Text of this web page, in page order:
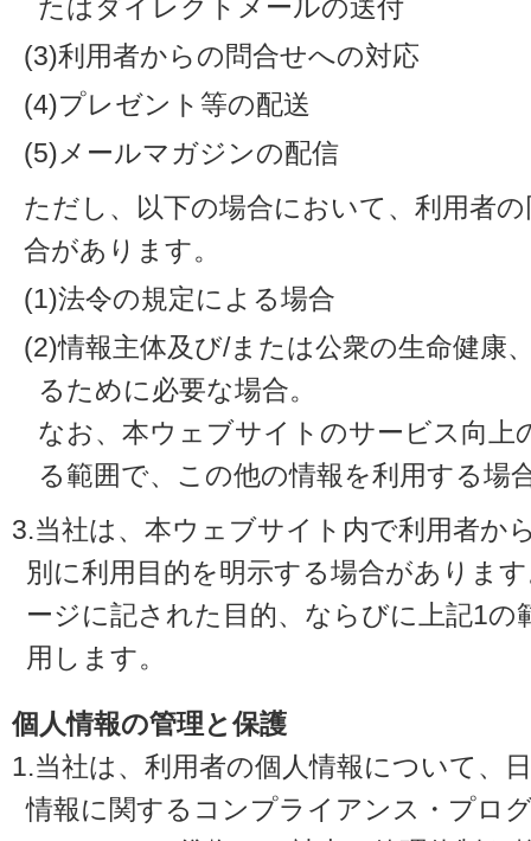
たはダイレクトメールの送付
(3)利用者からの問合せへの対応
(4)プレゼント等の配送
(5)メールマガジンの配信
ただし、以下の場合において、利用者
合があります。
(1)法令の規定による場合
(2)情報主体及び/または公衆の生命健康
るために必要な場合。
なお、本ウェブサイトのサービス向上
る範囲で、この他の情報を利用する場
3.当社は、本ウェブサイト内で利用者か
別に利用目的を明示する場合がありま
ージに記された目的、ならびに上記1の
用します。
個人情報の管理と保護
1.当社は、利用者の個人情報について、
情報に関するコンプライアンス・プロ